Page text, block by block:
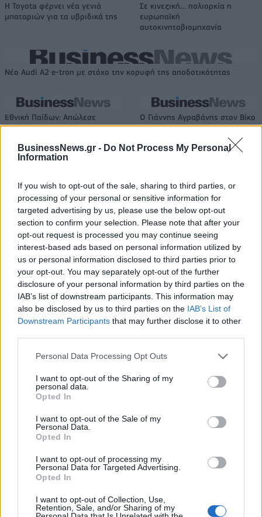
BusinessNews.gr - Do Not Process My Personal
Information
If you wish to opt-out of the sale, sharing to third parties, or
processing of your personal or sensitive information for
targeted advertising by us, please use the below opt-out
section to confirm your selection. Please note that after your
opt-out request is processed you may continue seeing
interest-based ads based on personal information utilized by
us or personal information disclosed to third parties prior to
your opt-out. You may separately opt-out of the further
disclosure of your personal information by third parties on the
IAB’s list of downstream participants. This information may
also be disclosed by us to third parties on the IAB’s List of
Downstream Participants that may further disclose it to other
Personal Data Processing Opt Outs
I want to opt-out of the Sharing of my
personal data.
Opted In
I want to opt-out of the Sale of my
Personal Data.
Opted In
I want to opt-out of processing my
Personal Data for Targeted Advertising.
Opted In
I want to opt-out of Collection, Use,
Retention, Sale, and/or Sharing of my
Η Toyota φέρνει νέα γενιά
μπαταριών για τα υβριδικά της
Σε κινεζική… πολιορκία η
ευρωπαϊκή
αυτοκινητοβιομηχανία
Νέο Audi A2 e-tron με στόχο την κορυφή της αποδοτικότητας
Εθνική Παίδων: Απώλεσε
προβάδισμα 13 πόντων και
Ο Γιάννης Αγραβάνης στον Βίκο
Ιωαννίνων
Ελληνική Αναπτυξιακή Τράπεζα: Με «προίκα» 2 δισ. ευρώ ανοίγει
δρόμο για δάνεια έως 5 δισ. σε μικρομεσαίες
Β.Σ. Καρούλιας: Τζίρος 98,7
εκατ. ευρώ και αύξηση κερδών
57% - Τα νέα στοιχήματα σε
low & non alcohol
Deloitte Ελλάδος:
Χρηματοοικονομικός
σύμβουλος της ΔΕΗ για την
είσοδο στην πολωνική αγορά
ενέργειας
Η Chery επενδύει 75 εκατ. δολάρια στην KG Mobility
Το FIAT 500 Hybrid τώρα από
18.990 ευρώ
Ατρόμητος και Novibet
2028
18η συνεχόμενη χρονιά για τον ΟΤΕ στη διεθνή σειρά δεικτών
FTSE4Good